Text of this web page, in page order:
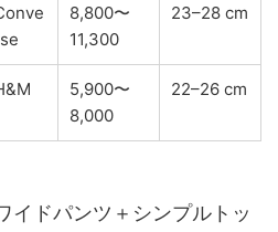
8,800〜
11,300
23–28 cm
5,900〜
8,000
22–26 cm
イドパンツ＋シンプルトッ